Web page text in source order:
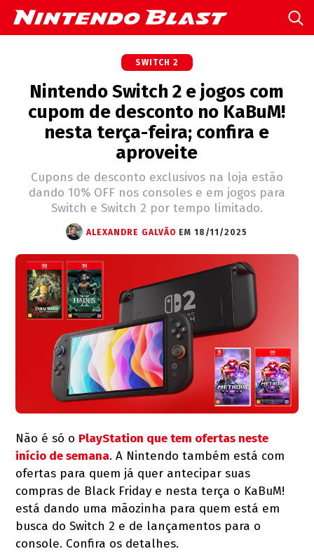
SWITCH 2
Nintendo Switch 2 e jogos com
cupom de desconto no KaBuM!
nesta terça-feira; confira e
aproveite
Cupons de desconto exclusivos na loja estão
dando 10% OFF nos consoles e em jogos para
Switch e Switch 2 por tempo limitado.
ALEXANDRE GALVÃO EM 18/11/2025
Não é só o PlayStation que tem ofertas neste
início de semana. A Nintendo também está com
ofertas para quem já quer antecipar suas
compras de Black Friday e nesta terça o KaBuM!
está dando uma mãozinha para quem está em
busca do Switch 2 e de lançamentos para o
console. Confira os detalhes.